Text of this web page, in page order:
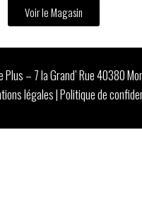
Voir le Magasin
– 7 la Grand’ Rue 40380
légales|Politique de